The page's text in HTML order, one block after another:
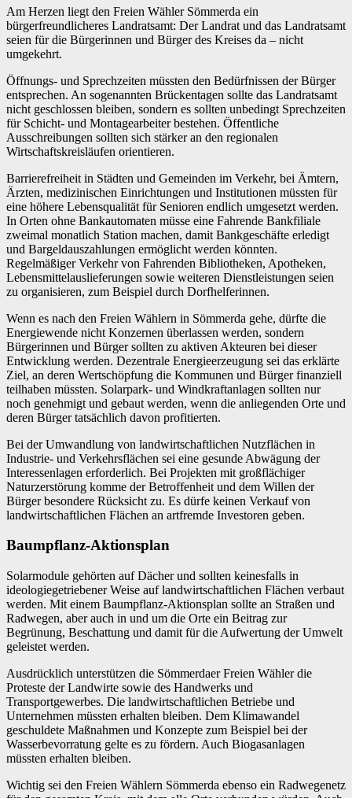
Am Herzen liegt den Freien Wähler Sömmerda ein
bürgerfreundlicheres Landratsamt: Der Landrat und das Landratsamt
seien für die Bürgerinnen und Bürger des Kreises da – nicht
umgekehrt.
Öffnungs- und Sprechzeiten müssten den Bedürfnissen der Bürger
entsprechen. An sogenannten Brückentagen sollte das Landratsamt
nicht geschlossen bleiben, sondern es sollten unbedingt Sprechzeiten
für Schicht- und Montagearbeiter bestehen. Öffentliche
Ausschreibungen sollten sich stärker an den regionalen
Wirtschaftskreisläufen orientieren.
Barrierefreiheit in Städten und Gemeinden im Verkehr, bei Ämtern,
Ärzten, medizinischen Einrichtungen und Institutionen müssten für
eine höhere Lebensqualität für Senioren endlich umgesetzt werden.
In Orten ohne Bankautomaten müsse eine Fahrende Bankfiliale
zweimal monatlich Station machen, damit Bankgeschäfte erledigt
und Bargeldauszahlungen ermöglicht werden könnten.
Regelmäßiger Verkehr von Fahrenden Bibliotheken, Apotheken,
Lebensmittelauslieferungen sowie weiteren Dienstleistungen seien
zu organisieren, zum Beispiel durch Dorfhelferinnen.
Wenn es nach den Freien Wählern in Sömmerda gehe, dürfte die
Energiewende nicht Konzernen überlassen werden, sondern
Bürgerinnen und Bürger sollten zu aktiven Akteuren bei dieser
Entwicklung werden. Dezentrale Energieerzeugung sei das erklärte
Ziel, an deren Wertschöpfung die Kommunen und Bürger finanziell
teilhaben müssten. Solarpark- und Windkraftanlagen sollten nur
noch genehmigt und gebaut werden, wenn die anliegenden Orte und
deren Bürger tatsächlich davon profitierten.
Bei der Umwandlung von landwirtschaftlichen Nutzflächen in
Industrie- und Verkehrsflächen sei eine gesunde Abwägung der
Interessenlagen erforderlich. Bei Projekten mit großflächiger
Naturzerstörung komme der Betroffenheit und dem Willen der
Bürger besondere Rücksicht zu. Es dürfe keinen Verkauf von
landwirtschaftlichen Flächen an artfremde Investoren geben.
Baumpflanz-Aktionsplan
Solarmodule gehörten auf Dächer und sollten keinesfalls in
ideologiegetriebener Weise auf landwirtschaftlichen Flächen verbaut
werden. Mit einem Baumpflanz-Aktionsplan sollte an Straßen und
Radwegen, aber auch in und um die Orte ein Beitrag zur
Begrünung, Beschattung und damit für die Aufwertung der Umwelt
geleistet werden.
Ausdrücklich unterstützen die Sömmerdaer Freien Wähler die
Proteste der Landwirte sowie des Handwerks und
Transportgewerbes. Die landwirtschaftlichen Betriebe und
Unternehmen müssten erhalten bleiben. Dem Klimawandel
geschuldete Maßnahmen und Konzepte zum Beispiel bei der
Wasserbevorratung gelte es zu fördern. Auch Biogasanlagen
müssten erhalten bleiben.
Wichtig sei den Freien Wählern Sömmerda ebenso ein Radwegenetz